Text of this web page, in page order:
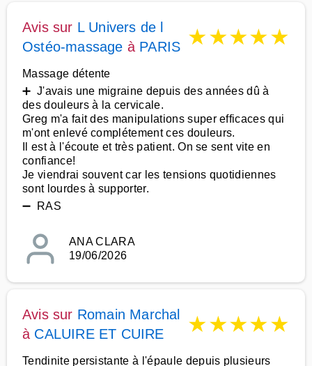
Avis sur L Univers de l
Ostéo-massage à PARIS ★★★★★
Massage détente
➕ J'avais une migraine depuis des années dû à
des douleurs à la cervicale.
Greg m'a fait des manipulations super efficaces qui
m'ont enlevé complétement ces douleurs.
Il est à l'écoute et très patient. On se sent vite en
confiance!
Je viendrai souvent car les tensions quotidiennes
sont lourdes à supporter.
➖ RAS
ANA CLARA
19/06/2026
Avis sur Romain Marchal
à CALUIRE ET CUIRE ★★★★★
Tendinite persistante à l'épaule depuis plusieurs